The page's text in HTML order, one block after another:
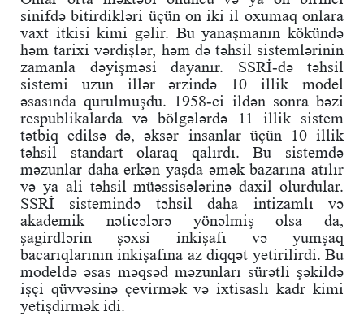
sinifdə bitirdikləri üçün on iki il oxumaq onlara
vaxt itkisi kimi gəlir. Bu yanaşmanın kökündə
həm tarixi vərdişlər, həm də təhsil sistemlərinin
zamanla dəyişməsi dayanır. SSRİ-də təhsil
sistemi uzun illər ərzində 10 illik model
əsasında qurulmuşdu. 1958-ci ildən sonra bəzi
respublikalarda və bölgələrdə 11 illik sistem
tətbiq edilsə də, əksər insanlar üçün 10 illik
təhsil standart olaraq qalırdı. Bu sistemdə
məzunlar daha erkən yaşda əmək bazarına atılır
və ya ali təhsil müəssisələrinə daxil olurdular.
SSRİ sistemində təhsil daha intizamlı və
akademik nəticələrə yönəlmiş olsa da,
şagirdlərin şəxsi inkişafı və yumşaq
bacarıqlarının inkişafına az diqqət yetirilirdi. Bu
modeldə əsas məqsəd məzunları sürətli şəkildə
işçi qüvvəsinə çevirmək və ixtisaslı kadr kimi
yetişdirmək idi.